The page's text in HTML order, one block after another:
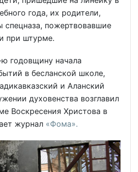
года, их родители,
спецназа, пожертвовавшие
при штурме.
ю годовщину начала
в бесланской школе,
и Аланский
духовенства возглавил
Воскресения Христова в
журнал «Фома».